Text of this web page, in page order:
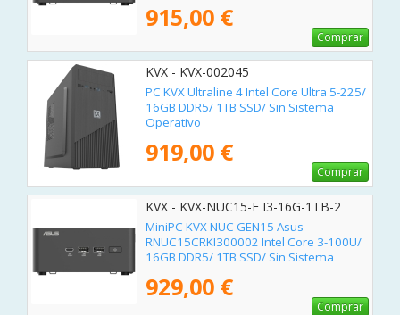
915,00 €
Comprar
KVX - KVX-002045
PC KVX Ultraline 4 Intel Core Ultra 5-225/
16GB DDR5/ 1TB SSD/ Sin Sistema
Operativo
919,00 €
Comprar
KVX - KVX-NUC15-F I3-16G-1TB-2
MiniPC KVX NUC GEN15 Asus
RNUC15CRKI300002 Intel Core 3-100U/
16GB DDR5/ 1TB SSD/ Sin Sistema
929,00 €
Comprar